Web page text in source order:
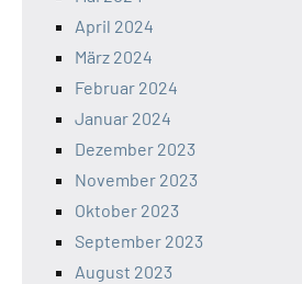
April 2024
März 2024
Februar 2024
Januar 2024
Dezember 2023
November 2023
Oktober 2023
September 2023
August 2023